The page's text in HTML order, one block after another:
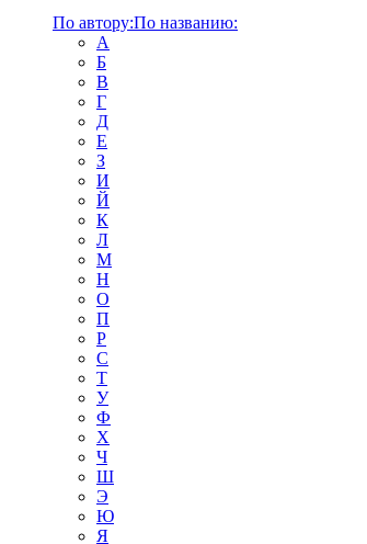
По автору:По названию:
А
Б
В
Г
Д
Е
З
И
Й
К
Л
М
Н
О
П
Р
С
Т
У
Ф
Х
Ч
Ш
Э
Ю
Я